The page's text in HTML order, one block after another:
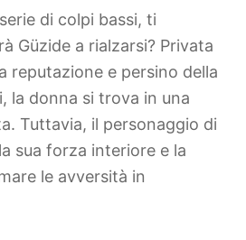
di colpi bassi, ti
Güzide a rialzarsi? Privata
reputazione e persino della
la donna si trova in una
Tuttavia, il personaggio di
sua forza interiore e la
le avversità in